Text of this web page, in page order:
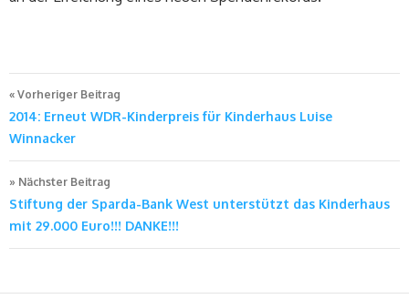
Beitragsnavigation
Vorheriger Beitrag
2014: Erneut WDR-Kinderpreis für Kinderhaus Luise
Winnacker
Nächster Beitrag
Stiftung der Sparda-Bank West unterstützt das Kinderhaus
mit 29.000 Euro!!! DANKE!!!